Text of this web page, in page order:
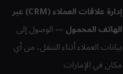
إدارة علاقات العملاء (CRM) عبر
الهاتف المحمول— الوصول إلى
بيانات العملاء أثناء التنقل، من أي
مكان في الإمارات